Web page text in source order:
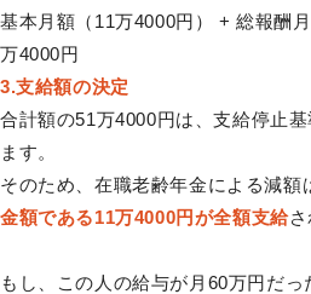
基本月額（11万4000円） + 総報酬
万4000円
3.支給額の決定
合計額の51万4000円は、支給停止
ます。
そのため、在職老齢年金による減額
金額である11万4000円が全額支給さ
もし、この人の給与が月60万円だ